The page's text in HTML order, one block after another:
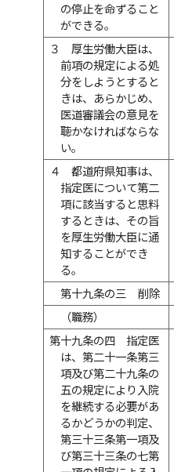
の停止を命ずること
ができる。
３
厚生労働大臣は、
前項の規定による処
分をしようとすると
きは、あらかじめ、
医道審議会の意見を
聴かなければならな
い。
４
都道府県知事は、
指定医について第二
項に該当すると思料
するときは、その旨
を厚生労働大臣に通
知することができ
る。
第十九条の三 削除
（職務）
第十九条の四
指定医
は、第二十一条第三
項及び第二十九条の
五の規定により入院
を継続する必要があ
るかどうかの判定、
第三十三条第一項及
び第三十三条の七第